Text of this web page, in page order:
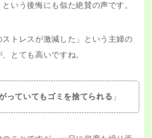
いう後悔にも似た絶賛の声です。
トレスが激減した」という主婦の
とても高いですね。
っていてもゴミを捨てられる 」